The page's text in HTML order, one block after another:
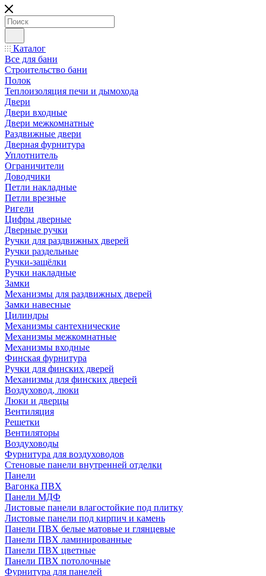
Каталог
Все для бани
Строительство бани
Полок
Теплоизоляция печи и дымохода
Двери
Двери входные
Двери межкомнатные
Раздвижные двери
Дверная фурнитура
Уплотнитель
Ограничители
Доводчики
Петли накладные
Петли врезные
Ригели
Цифры дверные
Дверные ручки
Ручки для раздвижных дверей
Ручки раздельные
Ручки-защёлки
Ручки накладные
Замки
Механизмы для раздвижных дверей
Замки навесные
Цилиндры
Механизмы сантехнические
Механизмы межкомнатные
Механизмы входные
Финская фурнитура
Ручки для финских дверей
Механизмы для финских дверей
Воздуховод, люки
Люки и дверцы
Вентиляция
Решетки
Вентиляторы
Воздуховоды
Фурнитура для воздуховодов
Стеновые панели внутренней отделки
Панели
Вагонка ПВХ
Панели МДФ
Листовые панели влагостойкие под плитку
Листовые панели под кирпич и камень
Панели ПВХ белые матовые и глянцевые
Панели ПВХ ламинированные
Панели ПВХ цветные
Панели ПВХ потолочные
Фурнитура для панелей